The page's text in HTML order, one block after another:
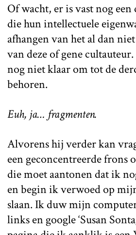
Of wacht, er is vast nog
die hun intellectuele
afhangen van het al dan
van deze of gene
nog niet klaar om tot de
behoren.
Euh, ja… fragmenten.
Alvorens hij verder kan
een geconcentreerde frons
die moet aantonen dat ik
en begin ik verwoed op
slaan. Ik duw mijn
links en google ‘Susan